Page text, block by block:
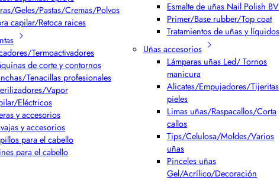
Geles/Pastas/Cremas/Polvos
capilar/Retoca raices
Termoactivadores
de corte y contornos
Tenacillas profesionales
Vapor
Eléctricos
y accesorios
y accesorios
para el cabello
para el cabello
Esmalte de uñas Nail Polish BV
Primer/Base rubber/Top coat
Tratamientos de uñas y líquidos
Uñas accesorios
Lámparas uñas Led/ Tornos
manicura
Alicates/Empujadores/Tijeritas
pieles
Limas uñas/Raspacallos/Corta
callos
Tips/Celulosa/Moldes/Varios
uñas
Pinceles uñas
Gel/Acrílico/Decoración